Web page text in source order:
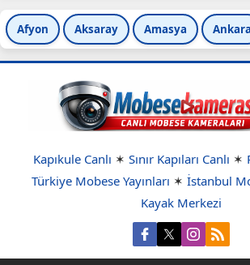
Afyon Aksaray Amasya Ankara
Kapıkule Canlı ✶ Sınır Kapıları Canlı ✶
Türkiye Mobese Yayınları ✶ İstanbul
Kayak Merkezi